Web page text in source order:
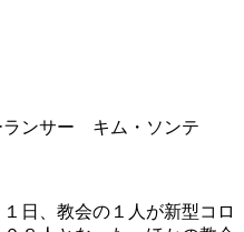
ランサー キム・ソンテ
日、教会の１人が新型コロ